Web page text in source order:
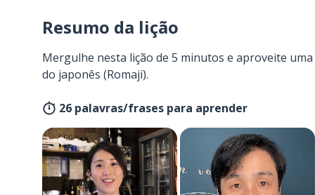
Resumo da lição
Mergulhe nesta lição de 5 minutos e aproveite
do japonês (Romaji).
26 palavras/frases para aprender